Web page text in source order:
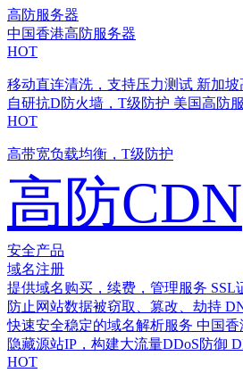
高防服务器
中国香港高防服务器
HOT
移动直连清洗，支持压力测试 新加坡
自研抗D防火墙，T级防护 美国高防
HOT
高带宽负载均衡，T级防护
高防CDN
安全产品
域名注册
提供域名购买，续费，管理服务 SSL
防止网站数据被窃取、篡改、劫持
快速安全稳定的域名解析服务 中国香
隐藏源站IP，构建大流量DDoS防御
HOT